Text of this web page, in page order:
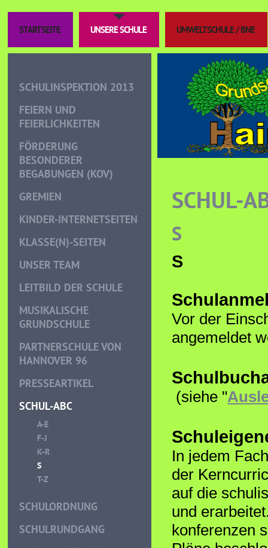
STARTSEITE UNSERE SCHULE UMWELTSCHULE / BNE
SCHULINSPEKTION 2013
FEIERN UND
FEIERLICHKEITEN
FÖRDERUNG
BESONDERER
BEGABUNGEN (KOV)
GREMIEN
KINDER-INTERNETSEITEN
KLASSE(N)-SEITEN
UNSER TEAM
LEITBILD DER SCHULE
MUSIKALISCHE
GRUNDSCHULE
PARTNERSCHULE VON
HANNOVER 96
PRESSEARTIKEL
SCHUL-ABC
A-E
F-J
K-R
S
T-Z
SCHULORDNUNG
SCHULRUNDGANG
SCHUL-
S
S
Vor der
angemeldet
(siehe "
In jedem
der
auf die
und
konferenzen